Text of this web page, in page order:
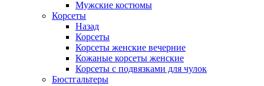
Мужские костюмы
Корсеты
Назад
Корсеты
Корсеты женские вечерние
Кожаные корсеты женские
Корсеты с подвязками для чулок
Бюстгальтеры